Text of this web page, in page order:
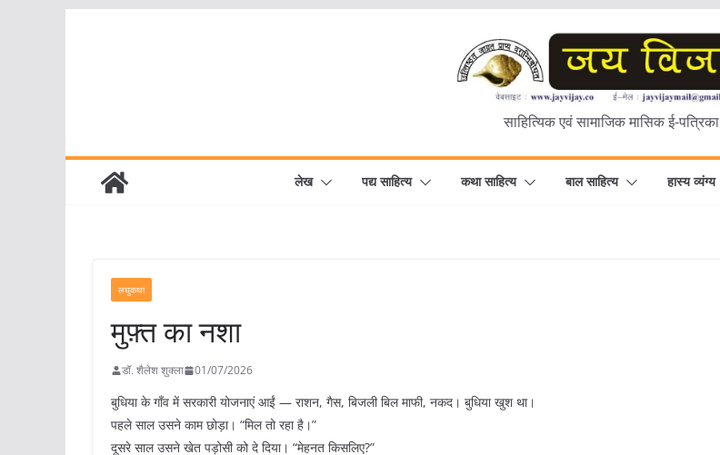
साहित्यिक एवं सामाजिक मासिक ई-पत्रिका
लेख पद्य साहित्य कथा साहित्य बाल साहित्य हास्य व्यंग्य
लघुकथा
मुफ़्त का नशा
डॉ. शैलेश शुक्ला 01/07/2026
बुधिया के गाँव में सरकारी योजनाएं आईं — राशन, गैस, बिजली बिल माफी, नकद। बुधिया खुश था।
पहले साल उसने काम छोड़ा। “मिल तो रहा है।”
दूसरे साल उसने खेत पड़ोसी को दे दिया। “मेहनत किसलिए?”